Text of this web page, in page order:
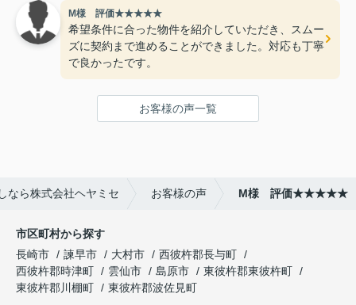
M様 評価★★★★★
希望条件に合った物件を紹介していただき、スムー
ズに契約まで進めることができました。対応も丁寧
で良かったです。
お客様の声一覧
なら株式会社ヘヤミセ お客様の声 M様 評価★★★★★
市区町村から探す
長崎市
諫早市 大村市
西彼杵郡長与町
西彼杵郡時津町
雲仙市 島原市
東彼杵郡東彼杵町
東彼杵郡川棚町
東彼杵郡波佐見町